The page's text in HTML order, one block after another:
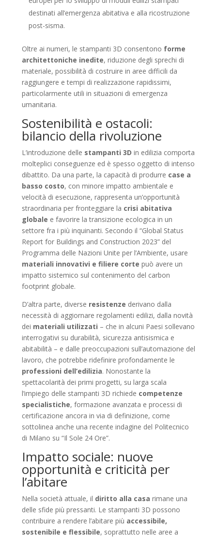
destinati all’emergenza abitativa e alla ricostruzione
post-sisma.
Oltre ai numeri, le stampanti 3D consentono forme
architettoniche inedite, riduzione degli sprechi di
materiale, possibilità di costruire in aree difficili da
raggiungere e tempi di realizzazione rapidissimi,
particolarmente utili in situazioni di emergenza
umanitaria.
Sostenibilità e ostacoli:
bilancio della rivoluzione
L’introduzione delle stampanti 3D in edilizia comporta
molteplici conseguenze ed è spesso oggetto di intenso
dibattito. Da una parte, la capacità di produrre case a
basso costo, con minore impatto ambientale e
velocità di esecuzione, rappresenta un’opportunità
straordinaria per fronteggiare la crisi abitativa
globale e favorire la transizione ecologica in un
settore fra i più inquinanti. Secondo il “Global Status
Report for Buildings and Construction 2023” del
Programma delle Nazioni Unite per l’Ambiente, usare
materiali innovativi e filiere corte può avere un
impatto sistemico sul contenimento del carbon
footprint globale.
D’altra parte, diverse resistenze derivano dalla
necessità di aggiornare regolamenti edilizi, dalla novità
dei materiali utilizzati – che in alcuni Paesi sollevano
interrogativi su durabilità, sicurezza antisismica e
abitabilità – e dalle preoccupazioni sull’automazione del
lavoro, che potrebbe ridefinire profondamente le
professioni dell’edilizia. Nonostante la
spettacolarità dei primi progetti, su larga scala
l’impiego delle stampanti 3D richiede competenze
specialistiche, formazione avanzata e processi di
certificazione ancora in via di definizione, come
sottolinea anche una recente indagine del Politecnico
di Milano su “Il Sole 24 Ore”.
Impatto sociale: nuove
opportunità e criticità per
l’abitare
Nella società attuale, il diritto alla casa rimane una
delle sfide più pressanti. Le stampanti 3D possono
contribuire a rendere l’abitare più accessibile,
sostenibile e flessibile, soprattutto nelle aree a